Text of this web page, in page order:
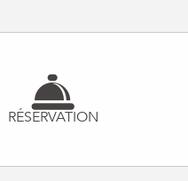
RÉSERVATION